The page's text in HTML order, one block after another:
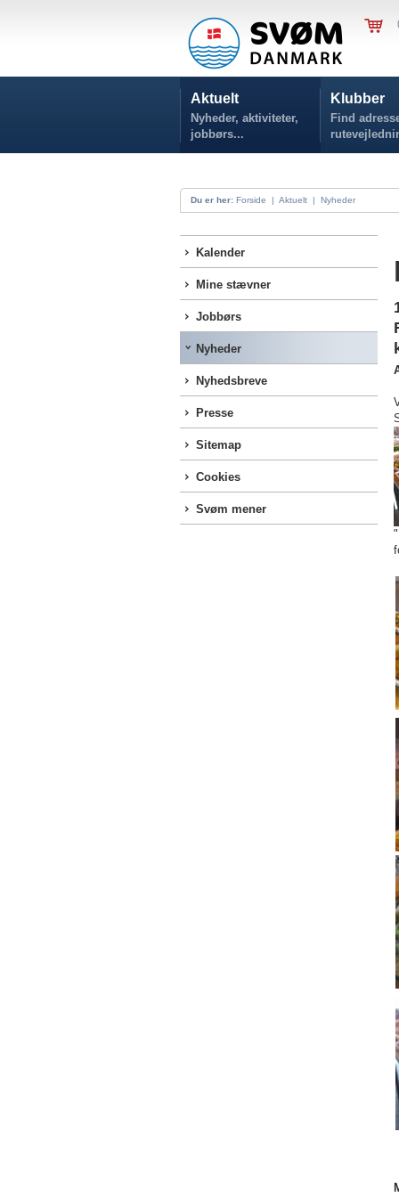
Aktuelt
Nyheder, aktiviteter,
jobbørs...
Klubber
Find
Du er her: Forside | Aktuelt | Nyheder
Kalender
Mine stævner
Jobbørs
Nyheder
Nyhedsbreve
Presse
Sitemap
Cookies
Svøm mener